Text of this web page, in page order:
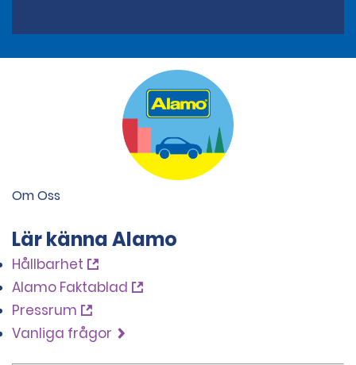
Om Oss
Lär känna Alamo
Hållbarhet
Alamo Faktablad
Pressrum
Vanliga frågor